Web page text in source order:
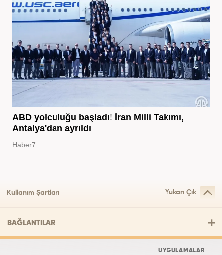
ABD yolculuğu başladı! İran Milli Takımı,
Antalya'dan ayrıldı
Haber7
Kullanım Şartları Yukarı Çık
BAĞLANTILAR
UYGULAMALAR